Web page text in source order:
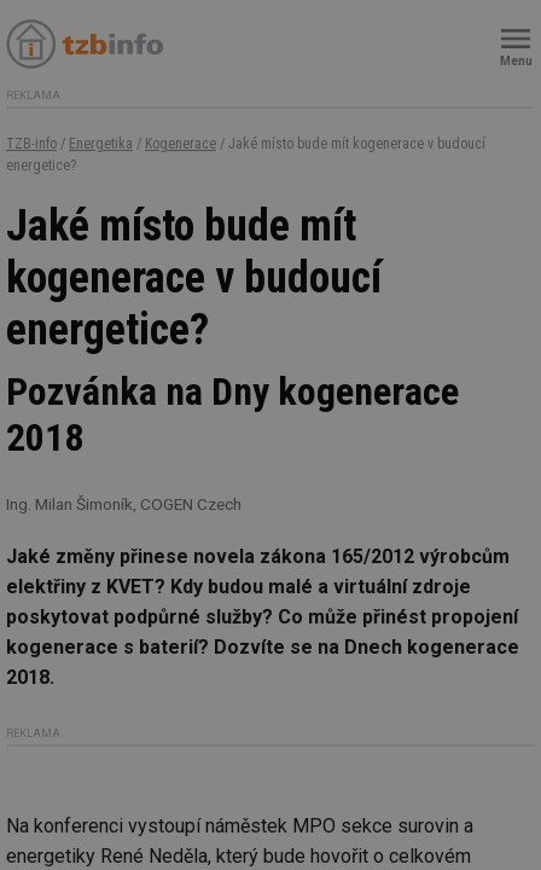
Menu
REKLAMA
TZB-info / Energetika / Kogenerace / Jaké místo bude mít kogenerace v budoucí
energetice?
Jaké místo bude mít
kogenerace v budoucí
energetice?
Pozvánka na Dny kogenerace
2018
Ing. Milan Šimoník, COGEN Czech
Jaké změny přinese novela zákona 165/2012 výrobcům
elektřiny z KVET? Kdy budou malé a virtuální zdroje
poskytovat podpůrné služby? Co může přinést propojení
kogenerace s baterií? Dozvíte se na Dnech kogenerace
2018.
REKLAMA
Na konferenci vystoupí náměstek MPO sekce surovin a
energetiky René Neděla, který bude hovořit o celkovém